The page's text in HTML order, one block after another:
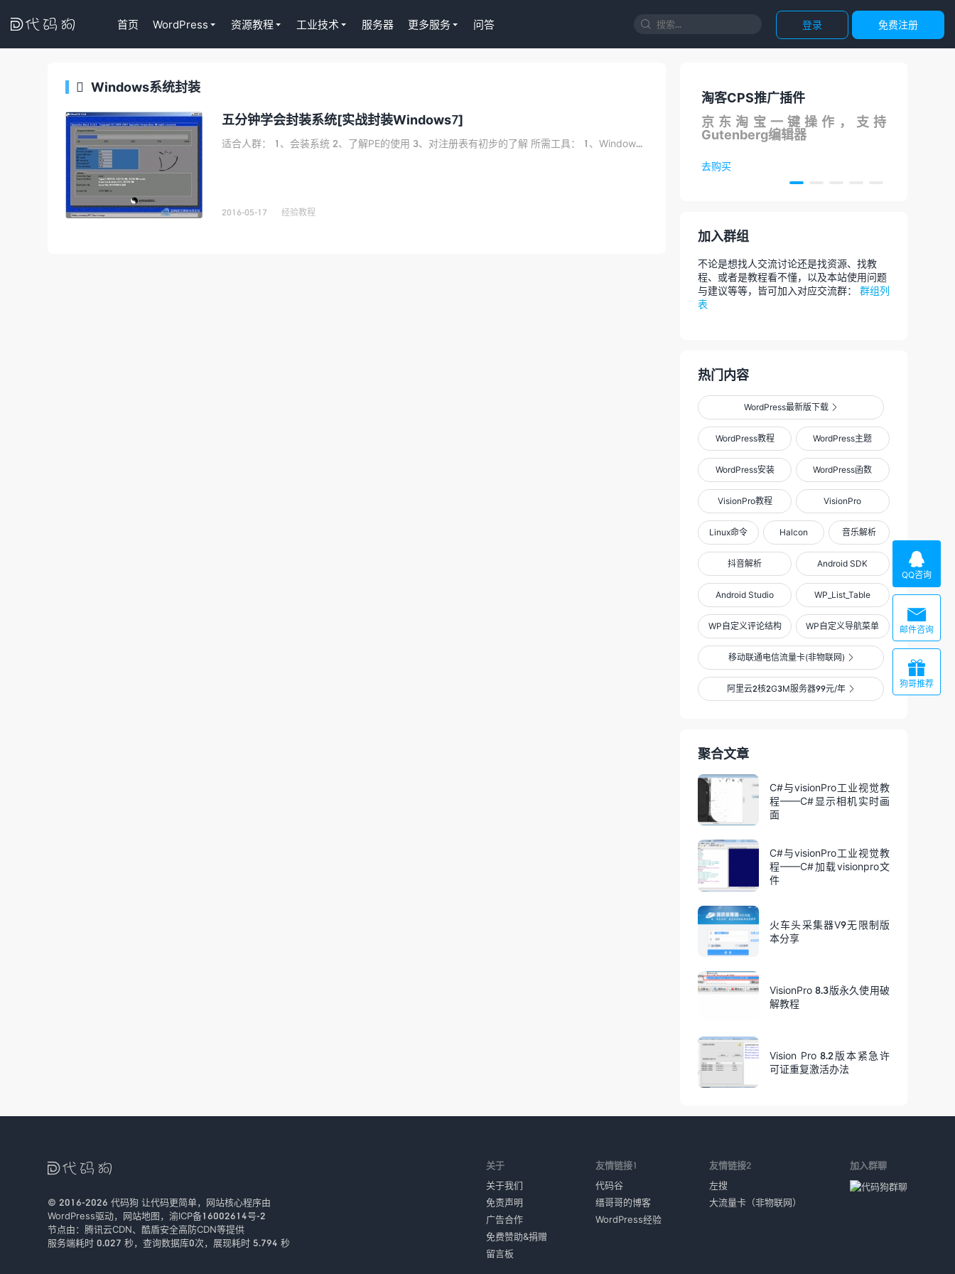
 登录 免费注册

首页 WordPress 资源教程 工业技术 服务器 更多服务 问答
 Windows系统封装
五分钟学会封装系统[实战封装Windows7]
适合人群： 1、会装系统 2、了解PE的使用 3、对注册表有初步的了解 所需工具： 1、Window...
2016-05-17 经验教程
淘客CPS推广插件
京东淘宝一键操作，支持
Gutenberg编辑器
去购买
加入群组
不论是想找人交流讨论还是找资源、找教
程、或者是教程看不懂，以及本站使用问题
与建议等等，皆可加入对应交流群： 群组列
表
热门内容
WordPress最新版下载 
WordPress教程 WordPress主题
WordPress安装 WordPress函数
VisionPro教程 VisionPro
Linux命令 Halcon 音乐解析
抖音解析 Android SDK
Android Studio WP_List_Table
WP自定义评论结构 WP自定义导航菜单
移动联通电信流量卡(非物联网) 
阿里云2核2G3M服务器99元/年 
聚合文章
C#与visionPro工业视觉教
程——C#显示相机实时画
面
C#与visionPro工业视觉教
程——C#加载visionpro文
件
火车头采集器V9无限制版
本分享
VisionPro 8.3版永久使用破
解教程
Vision Pro 8.2版本紧急许
可证重复激活办法
关于
关于我们
免责声明
广告合作
免费赞助&捐赠
留言板
友情链接1
代码谷
缙哥哥的博客
WordPress经验
友情链接2
左搜
大流量卡（非物联网）
加入群聊

© 2016-2026 代码狗 让代码更简单，网站核心程序由
WordPress驱动， 网站地图， 渝ICP备16002614号-2
节点由： 腾讯云CDN、 酷盾安全高防CDN等提供
服务端耗时 0.027 秒，查询数据库0次， 展现耗时 5.794 秒

QQ咨询

邮件咨询

狗哥推荐